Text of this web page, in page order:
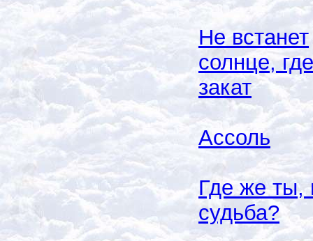
Не встанет
солнце, где
закат
Ассоль
Где же ты,
судьба?